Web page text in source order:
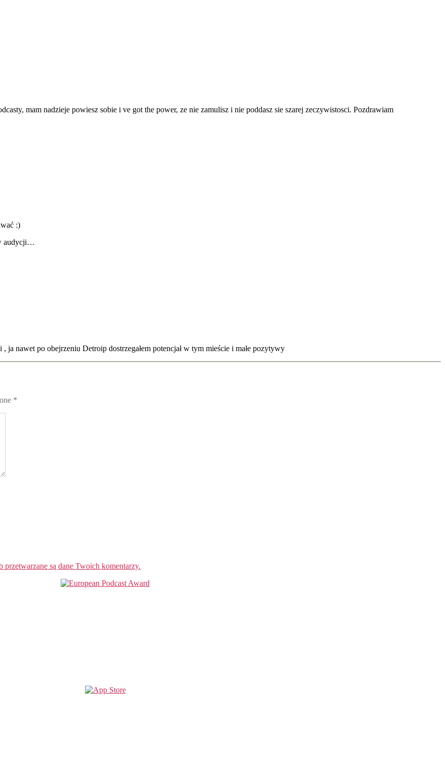
mam nadzieje powiesz sobie i ve got the power, ze nie zamulisz i nie poddasz sie szarej zeczywistosci. Pozdrawiam
:)
audycji…
nawet po obejrzeniu Detroip dostrzegałem potencjał w tym mieście i małe pozytywy
*
są dane Twoich komentarzy.